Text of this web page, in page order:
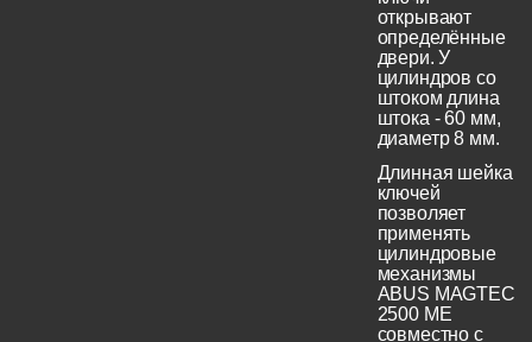
открывают
определённые
двери. У
цилиндров со
штоком длина
штока - 60 мм,
диаметр 8 мм.
Длинная шейка
ключей
позволяет
применять
цилиндровые
механизмы
ABUS MAGTEC
2500 ME
совместно с